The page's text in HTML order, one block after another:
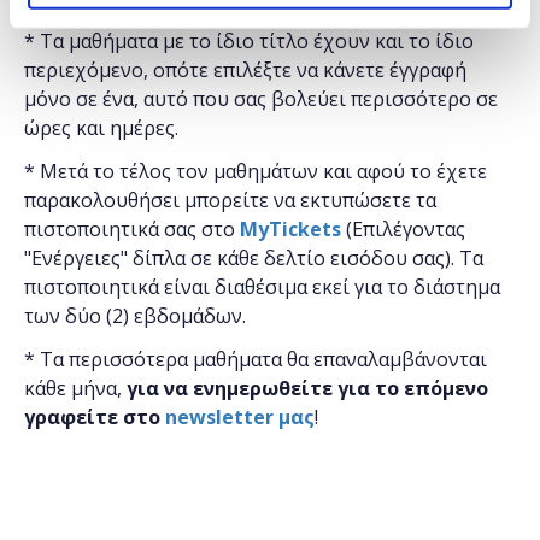
* Τα μαθήματα με το ίδιο τίτλο έχουν και το ίδιο
περιεχόμενο, οπότε επιλέξτε να κάνετε έγγραφή
μόνο σε ένα, αυτό που σας βολεύει περισσότερο σε
ώρες και ημέρες.
* Μετά το τέλος τον μαθημάτων και αφού το έχετε
παρακολουθήσει μπορείτε να εκτυπώσετε τα
πιστοποιητικά ​σας στο MyTickets(Επιλέγοντας
"Ενέργειες" δίπλα σε κάθε δελτίο εισόδου σας). Τα
πιστοποιητικά είναι διαθέσιμα εκεί για το διάστημα
των δύο (2) εβδομάδων.
* Τα περισσότερα μαθήματα θα επαναλαμβάνονται
κάθε μήνα, για να ενημερωθείτε για το επόμενο
γραφείτε στο newsletter μας!